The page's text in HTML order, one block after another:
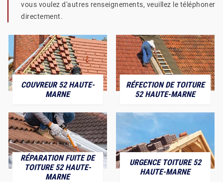
vous voulez d'autres renseignements, veuillez le téléphoner
directement.
COUVREUR 52 HAUTE-
MARNE
RÉFECTION DE TOITURE
52 HAUTE-MARNE
RÉPARATION FUITE DE
TOITURE 52 HAUTE-
MARNE
URGENCE TOITURE 52
HAUTE-MARNE